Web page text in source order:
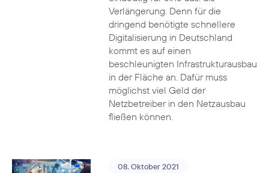
Verlängerung. Denn für die
dringend benötigte schnellere
Digitalisierung in Deutschland
kommt es auf einen
beschleunigten Infrastrukturausbau
in der Fläche an. Dafür muss
möglichst viel Geld der
Netzbetreiber in den Netzausbau
fließen können.
08. Oktober 2021